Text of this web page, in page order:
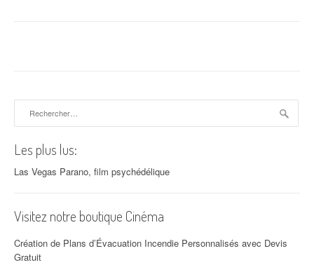
Les plus lus:
Las Vegas Parano, film psychédélique
Visitez notre boutique Cinéma
Création de Plans d’Évacuation Incendie Personnalisés avec Devis
Gratuit